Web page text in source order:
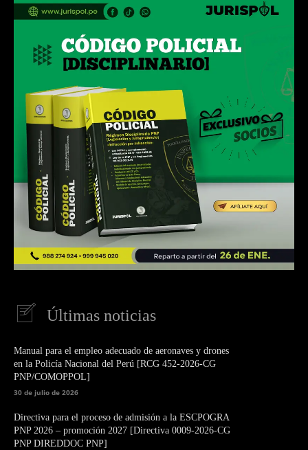
Últimas noticias
Manual para el empleo adecuado de aeronaves y drones
en la Policía Nacional del Perú [RCG 452-2026-CG
PNP/COMOPPOL]
30 de julio de 2026
Directiva para el proceso de admisión a la ESCPOGRA
PNP 2026 – promoción 2027 [Directiva 0009-2026-CG
PNP DIREDDOC PNP]